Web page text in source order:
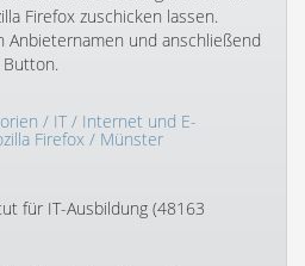
Firefox zuschicken lassen.
Anbieternamen und anschließend
/ IT/ Internet und E-
Firefox / Münster
für IT-Ausbildung (48163